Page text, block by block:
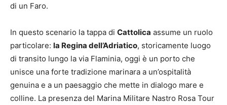
di un Faro.
In questo scenario la tappa di Cattolica assume un ruolo
particolare: la Regina dell’Adriatico, storicamente luogo
di transito lungo la via Flaminia, oggi è un porto che
unisce una forte tradizione marinara a un’ospitalità
genuina e a un paesaggio che mette in dialogo mare e
colline. La presenza del Marina Militare Nastro Rosa Tour